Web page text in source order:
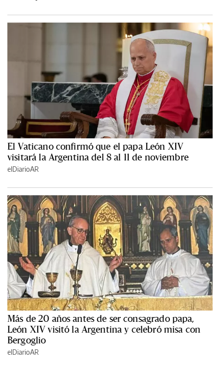
El Vaticano confirmó que el papa León XIV
visitará la Argentina del 8 al 11 de noviembre
elDiarioAR
Más de 20 años antes de ser consagrado papa,
León XIV visitó la Argentina y celebró misa con
Bergoglio
elDiarioAR